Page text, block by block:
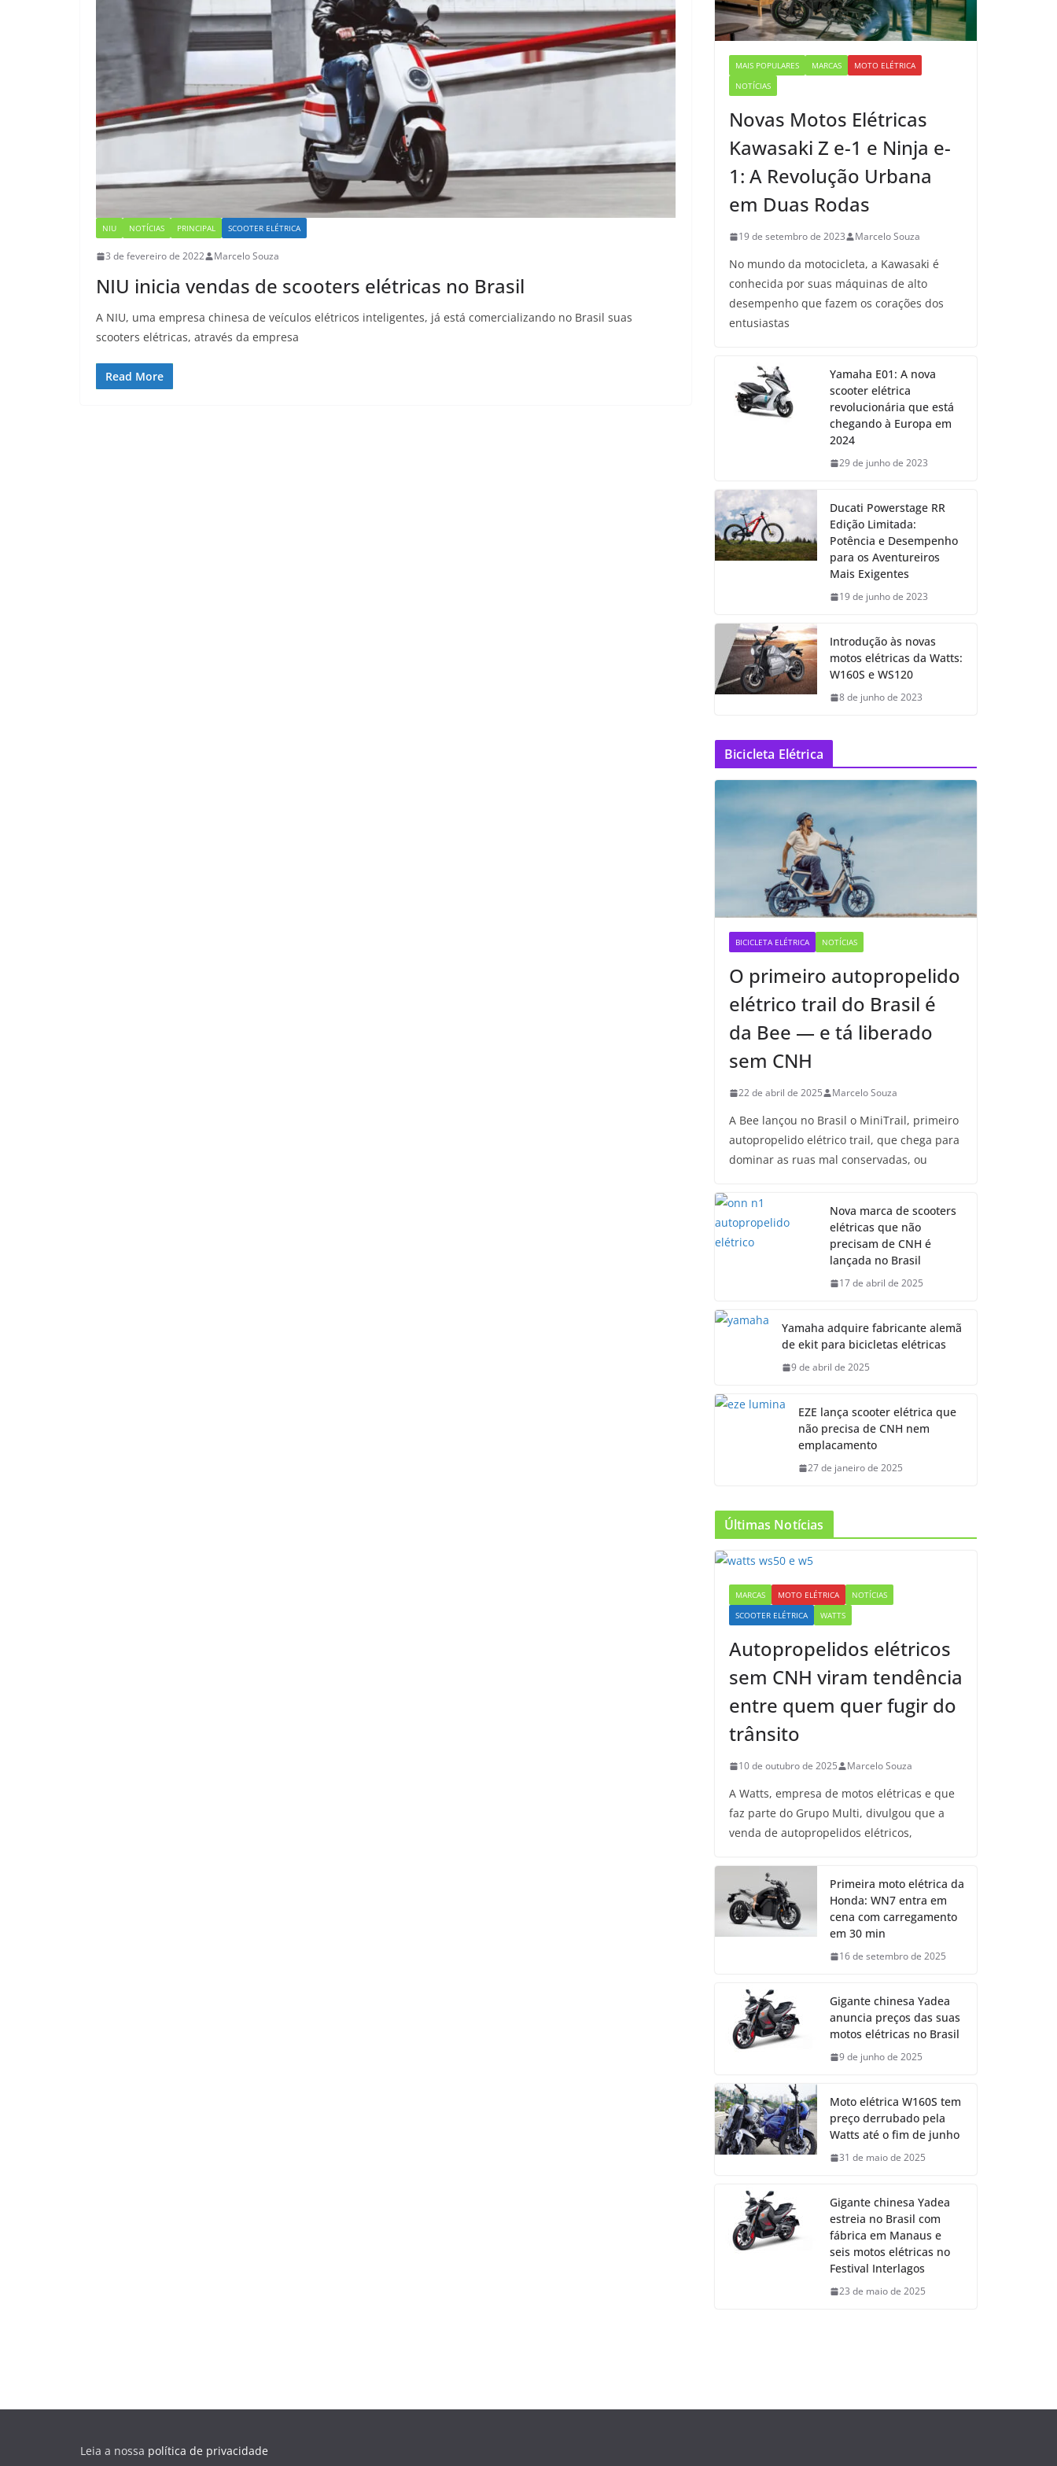
NIU NOTÍCIAS PRINCIPAL SCOOTER ELÉTRICA
3 de fevereiro de 2022 Marcelo Souza
NIU inicia vendas de scooters elétricas no Brasil
A NIU, uma empresa chinesa de veículos elétricos inteligentes, já está comercializando no Brasil suas
scooters elétricas, através da empresa
Read More
MAIS POPULARES MARCAS
MOTO ELÉTRICA
NOTÍCIAS
Novas Motos Elétricas
Kawasaki Z e-1 e Ninja e-
1: A Revolução Urbana
em Duas Rodas
19 de setembro de 2023 Marcelo Souza
No mundo da motocicleta, a Kawasaki é
conhecida por suas máquinas de alto
desempenho que fazem os corações dos
entusiastas
Yamaha E01: A nova
scooter elétrica
revolucionária que está
chegando à Europa em
2024
29 de junho de 2023
Ducati Powerstage RR
Edição Limitada:
Potência e Desempenho
para os Aventureiros
Mais Exigentes
19 de junho de 2023
Introdução às novas
motos elétricas da Watts:
W160S e WS120
8 de junho de 2023
Bicicleta Elétrica
BICICLETA ELÉTRICA NOTÍCIAS
O primeiro autopropelido
elétrico trail do Brasil é
da Bee — e tá liberado
sem CNH
22 de abril de 2025 Marcelo Souza
A Bee lançou no Brasil o MiniTrail, primeiro
autopropelido elétrico trail, que chega para
dominar as ruas mal conservadas, ou
Nova marca de scooters
elétricas que não
precisam de CNH é
lançada no Brasil
17 de abril de 2025
Yamaha adquire fabricante alemã
de ekit para bicicletas elétricas
9 de abril de 2025
EZE lança scooter elétrica que
não precisa de CNH nem
emplacamento
27 de janeiro de 2025
Últimas Notícias
MARCAS MOTO ELÉTRICA
NOTÍCIAS
SCOOTER ELÉTRICA
WATTS
Autopropelidos elétricos
sem CNH viram tendência
entre quem quer fugir do
trânsito
10 de outubro de 2025 Marcelo Souza
A Watts, empresa de motos elétricas e que
faz parte do Grupo Multi, divulgou que a
venda de autopropelidos elétricos,
Primeira moto elétrica da
Honda: WN7 entra em
cena com carregamento
em 30 min
16 de setembro de 2025
Gigante chinesa Yadea
anuncia preços das suas
motos elétricas no Brasil
9 de junho de 2025
Moto elétrica W160S tem
preço derrubado pela
Watts até o fim de junho
31 de maio de 2025
Gigante chinesa Yadea
estreia no Brasil com
fábrica em Manaus e
seis motos elétricas no
Festival Interlagos
23 de maio de 2025
Leia a nossa política de privacidade